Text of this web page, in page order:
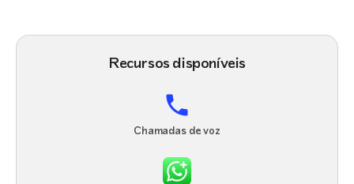
Recursos disponíveis
Chamadas de voz